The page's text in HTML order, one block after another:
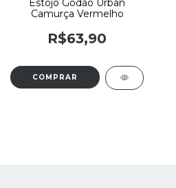
Estojo Godão Urban
Camurça Vermelho
R$63,90